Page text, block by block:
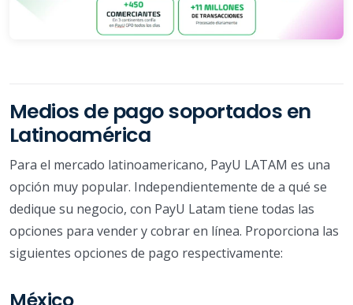
Medios de pago soportados en
Latinoamérica
Para el mercado latinoamericano, PayU LATAM es una
opción muy popular. Independientemente de a qué se
dedique su negocio, con PayU Latam tiene todas las
opciones para vender y cobrar en línea. Proporciona las
siguientes opciones de pago respectivamente: